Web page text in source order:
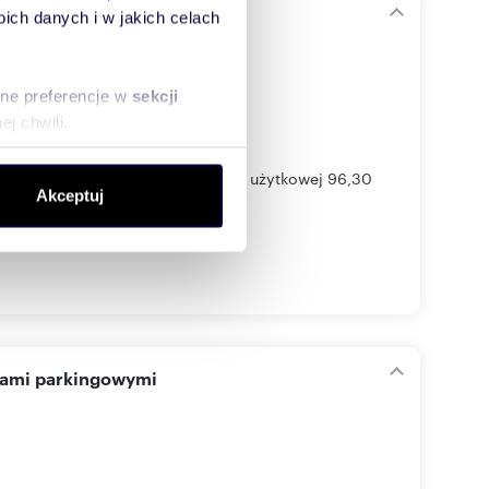
danych i w jakich celach
preferencje w sekcji
chwili.
społecznościowym,
od Ciebie lub
Akceptuj
w zabudowie bliźniaczej o pow. użytkowej 96,30
parkingowymi